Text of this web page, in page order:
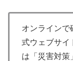
オンラインで
式ウェブサイ
は「災害対策